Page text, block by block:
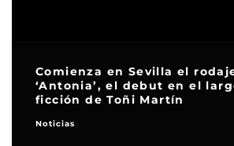
Comienza en Sevilla el
‘Antonia’, el debut en el
ficción de Toñi Martín
Noticias